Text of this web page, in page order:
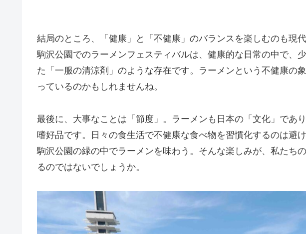
結局のところ、「健康」と「不健康」のバランスを楽しむのも現
駒沢公園でのラーメンフェスティバルは、健康的な日常の中で、
た「一服の清涼剤」のような存在です。ラーメンという不健康の
っているのかもしれませんね。
最後に、大事なことは「節度」。ラーメンも日本の「文化」であ
嗜好品です。日々の食生活で不健康な食べ物を習慣化するのは避
駒沢公園の緑の中でラーメンを味わう。そんな楽しみが、私たち
るのではないでしょうか。